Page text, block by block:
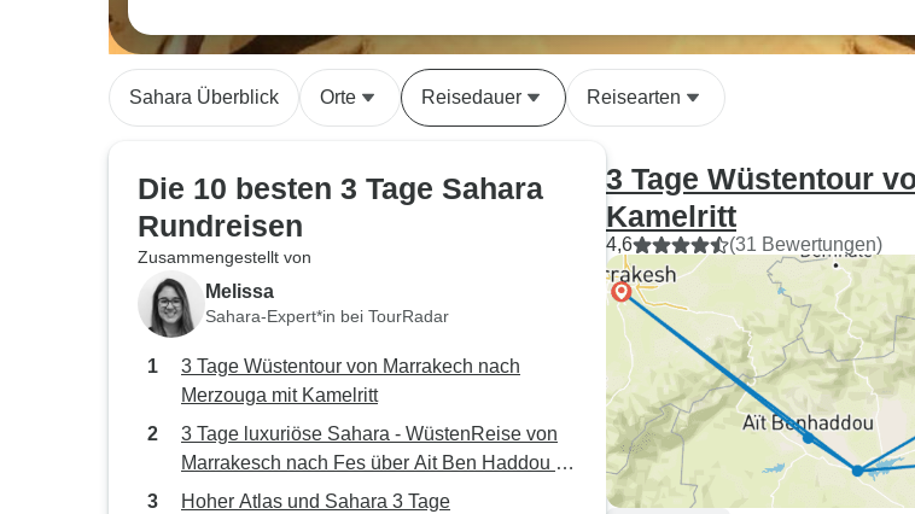
Sahara Überblick Orte Reisedauer Reisearten
Die 10 besten 3 Tage Sahara
Rundreisen
Zusammengestellt von
Melissa
Sahara-Expert*in bei TourRadar
3 Tage Wüstentour von Marrakech nach
Merzouga mit Kamelritt
3 Tage luxuriöse Sahara - WüstenReise von
Marrakesch nach Fes über Ait Ben Haddou &
Merzouga
Hoher Atlas und Sahara 3 Tage
3 Tage Wüstentour
Kamelritt
4,6 (31 Bewertungen)